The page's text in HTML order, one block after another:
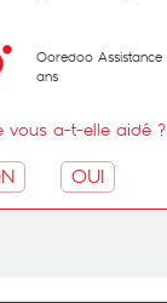
Ooredoo Assistance
ans
vous a-t-elle aidé ?
OUI